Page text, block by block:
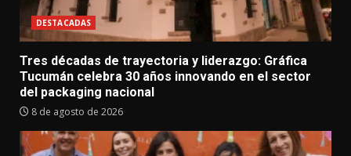
DESTACADAS
Tres décadas de trayectoria y liderazgo: Gráfica
Tucumán celebra 30 años innovando en el sector
del packaging nacional
8 de agosto de 2026